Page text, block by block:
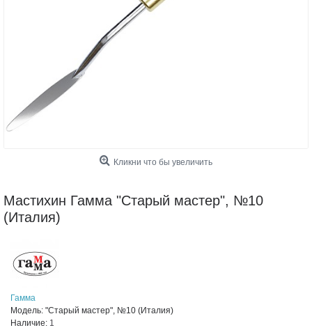
Кликни что бы увеличить
Мастихин Гамма "Старый мастер", №10
(Италия)
Гамма
Модель: "Старый мастер", №10 (Италия)
Наличие: 1